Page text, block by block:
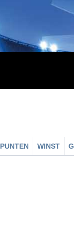
PUNTEN WINST